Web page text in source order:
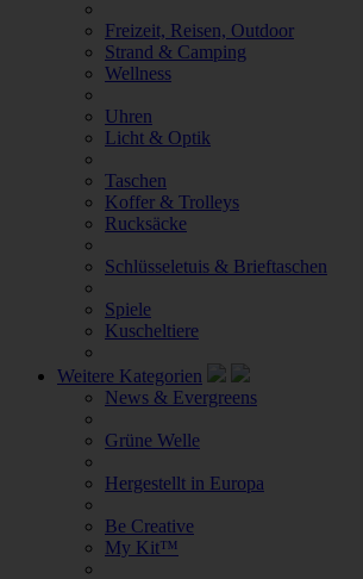
Freizeit, Reisen, Outdoor
Strand & Camping
Wellness
Uhren
Licht & Optik
Taschen
Koffer & Trolleys
Rucksäcke
Schlüsseletuis & Brieftaschen
Spiele
Kuscheltiere
Weitere Kategorien
News & Evergreens
Grüne Welle
Hergestellt in Europa
Be Creative
My Kit™